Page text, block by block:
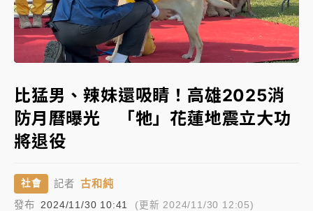
雨熱區曝
女律師陳昱瑄詐慈濟10億！黃金158kg遭查扣畫面曝光
旅局回應了
中信慈善基金會想增加董事人數！辜仲諒向法院聲請遭
駁 理由曝光
故宮《龍藏經》特展第2檔！今線上預約開賣一度塞車
周六起展出延長至晚上7時
Unmute Loaded:
35.12%
比猛男、辣妹還吸睛！高雄2025消
防月曆曝光 「牠」花蓮地震立大功
將退役
社會 記者 古和純
發布 2024/11/30 10:41 (更新 2024/11/30 12:05)